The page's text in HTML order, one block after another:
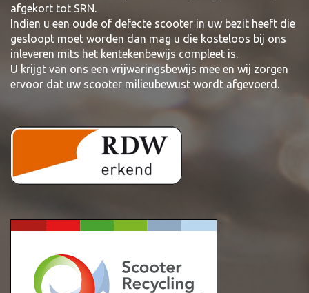
afgekort tot SRN.
Indien u een oude of defecte scooter in uw bezit heeft die
gesloopt moet worden dan mag u die kosteloos bij ons
inleveren mits het kentekenbewijs compleet is.
U krijgt van ons een vrijwaringsbewijs mee en wij zorgen
ervoor dat uw scooter milieubewust wordt afgevoerd.